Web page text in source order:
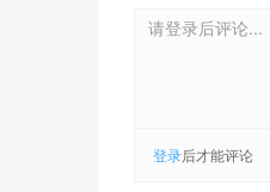
请登录后评论...
登录后才能评论